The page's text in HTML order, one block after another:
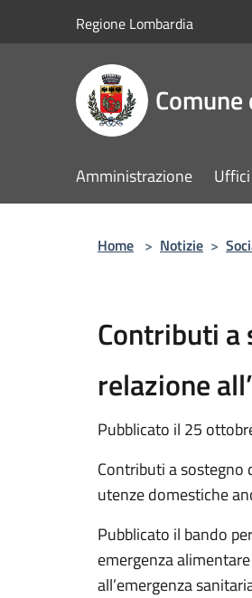
Regione Lombardia
Amministrazione
Home > Notizie >
Contributi a
relazione
Pubblicato il 25
Contributi a sostegno
utenze domestiche
Pubblicato il bando
emergenza
all’emergenza